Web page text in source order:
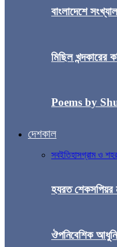
বাংলাদেশে
মিছিল খন্দকারের
Poems by
দেশকাল
সবইতিহাসগ্রাম ও শহর
হযরত শেকসপিয়র
ঔপনিবেশিক